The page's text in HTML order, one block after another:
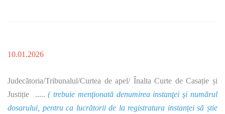
10.01.2026
Judecătoria/Tribunalul/Curtea de apel/ Înalta Curte de Casație și
Justiție .....( trebuie menţionată denumirea instanţei şi numărul
dosarului, pentru ca lucrătorii de la registratura instanței să știe